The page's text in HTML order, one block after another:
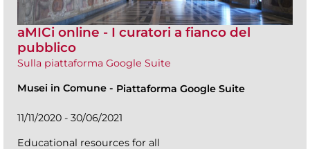
aMICi online - I curatori a fianco del
pubblico
Sulla piattaforma Google Suite
Musei in Comune - Piattaforma Google Suite
11/11/2020 - 30/06/2021
Educational resources for all